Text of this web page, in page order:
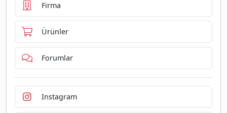
Firma
Ürünler
Forumlar
Instagram